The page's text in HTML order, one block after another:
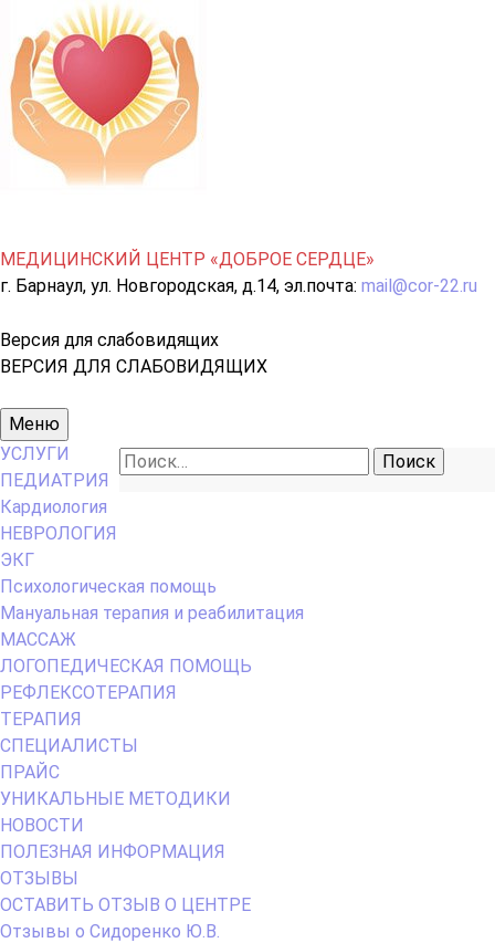
МЕДИЦИНСКИЙ ЦЕНТР «ДОБРОЕ СЕРДЦЕ»
г. Барнаул, ул. Новгородская, д.14, эл.почта: mail@cor-22.ru
Версия для слабовидящих
ВЕРСИЯ ДЛЯ СЛАБОВИДЯЩИХ
Основное
меню
Меню
Найти:
УСЛУГИ
ПЕДИАТРИЯ
Кардиология
НЕВРОЛОГИЯ
ЭКГ
Психологическая помощь
Мануальная терапия и реабилитация
МАССАЖ
ЛОГОПЕДИЧЕСКАЯ ПОМОЩЬ
РЕФЛЕКСОТЕРАПИЯ
ТЕРАПИЯ
СПЕЦИАЛИСТЫ
ПРАЙС
УНИКАЛЬНЫЕ МЕТОДИКИ
НОВОСТИ
ПОЛЕЗНАЯ ИНФОРМАЦИЯ
ОТЗЫВЫ
ОСТАВИТЬ ОТЗЫВ О ЦЕНТРЕ
Отзывы о Сидоренко Ю.В.